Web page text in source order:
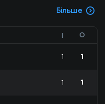
Більше
І О
1 1
1 1